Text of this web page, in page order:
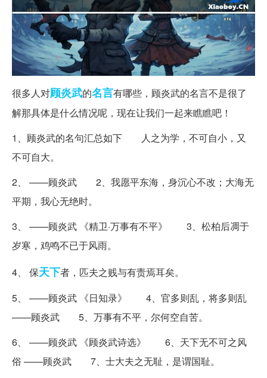
很多人对顾炎武的名言有哪些，顾炎武的名言不是很了
解那具体是什么情况呢，现在让我们一起来瞧瞧吧！
1、顾炎武的名句汇总如下 人之为学，不可自小，又
不可自大。
2、 ——顾炎武 2、我愿平东海，身沉心不改；大海无
平期，我心无绝时。
3、 ——顾炎武 《精卫·万事有不平》 3、松柏后凋于
岁寒，鸡鸣不已于风雨。
4、 保天下者，匹夫之贱与有责焉耳矣。
5、 ——顾炎武 《日知录》 4、官多则乱，将多则乱
——顾炎武 5、万事有不平，尔何空自苦。
6、 ——顾炎武 《顾炎武诗选》 6、天下无不可之风
俗 ——顾炎武 7、士大夫之无耻，是谓国耻。